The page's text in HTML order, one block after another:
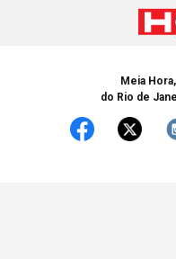
Meia
do Rio de